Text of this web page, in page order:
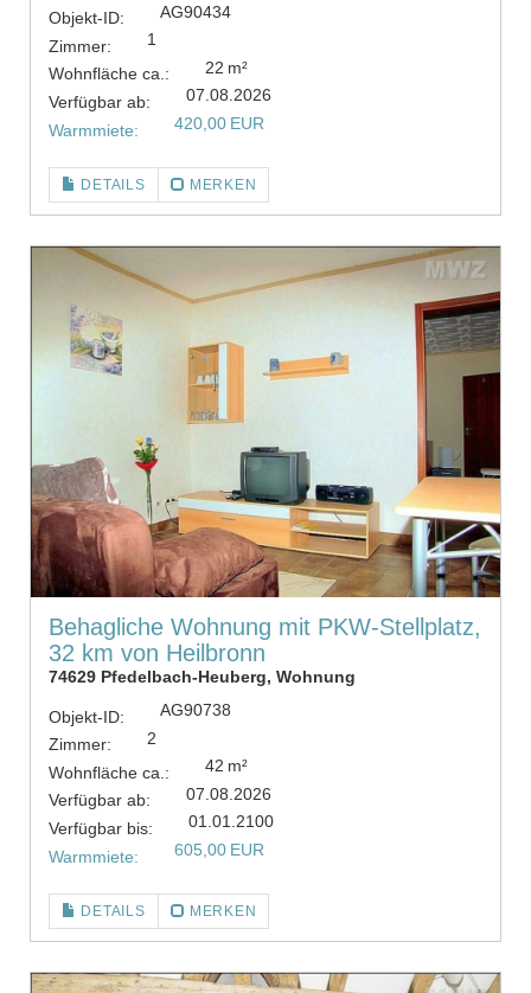
Objekt-ID:
AG90434
Zimmer:
1
Wohnfläche ca.:
22 m²
Verfügbar ab:
07.08.2026
Warmmiete:
420,00 EUR
DETAILS MERKEN
Behagliche Wohnung mit PKW-Stellplatz,
32 km von Heilbronn
74629 Pfedelbach-Heuberg, Wohnung
Objekt-ID:
AG90738
Zimmer:
2
Wohnfläche ca.:
42 m²
Verfügbar ab:
07.08.2026
Verfügbar bis:
01.01.2100
Warmmiete:
605,00 EUR
DETAILS MERKEN